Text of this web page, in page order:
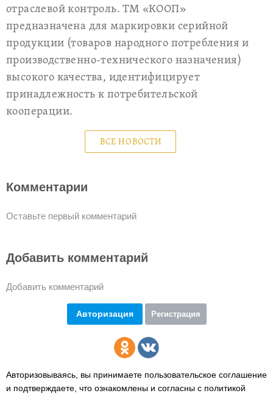
отраслевой контроль. ТМ «КООП»
предназначена для маркировки серийной
продукции (товаров народного потребления и
производственно-технического назначения)
высокого качества, идентифицирует
принадлежность к потребительской
кооперации.
ВСЕ НОВОСТИ
Комментарии
Оставьте первый комментарий
Добавить комментарий
Добавить комментарий
Авторизация Регистрация
Авторизовываясь, вы принимаете пользовательское соглашение
и подтверждаете, что ознакомлены и согласны с политикой